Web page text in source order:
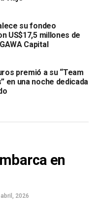
su fondeo
US$17,5 millones de
Capital
premió a su “Team
en una noche dedicada
en
2026